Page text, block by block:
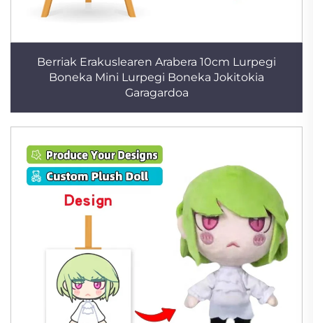
Berriak Erakuslearen Arabera 10cm Lurpegi
Boneka Mini Lurpegi Boneka Jokitokia
Garagardoa